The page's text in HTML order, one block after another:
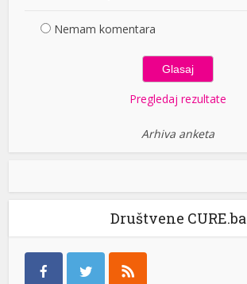
Nemam komentara
Pregledaj rezultate
Arhiva anketa
Društvene CURE.ba